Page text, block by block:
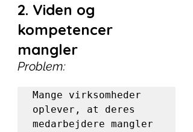
2. Viden og
kompetencer
mangler
Problem:
Mange virksomheder
oplever, at deres
medarbejdere mangler